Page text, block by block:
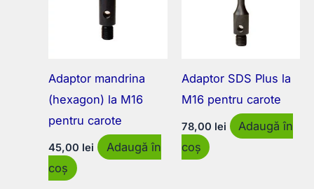
Adaptor mandrina
(hexagon) la M16
pentru carote
45,00 lei
Adaugă în
coș
Adaptor SDS Plus la
M16 pentru carote
78,00 lei
Adaugă în
coș